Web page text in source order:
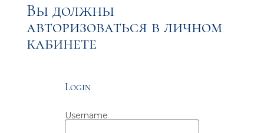
Вы должны
авторизоваться в личном
кабинете
Login
Username